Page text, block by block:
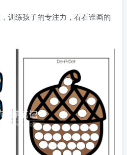
训练孩子的专注力，看看谁画的